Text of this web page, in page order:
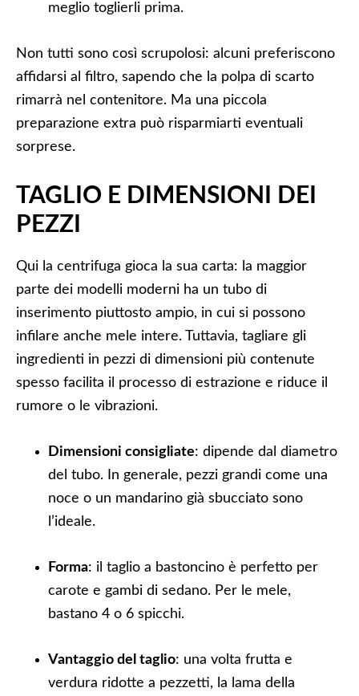
meglio toglierli prima.
Non tutti sono così scrupolosi: alcuni preferiscono
affidarsi al filtro, sapendo che la polpa di scarto
rimarrà nel contenitore. Ma una piccola
preparazione extra può risparmiarti eventuali
sorprese.
TAGLIO E DIMENSIONI DEI
PEZZI
Qui la centrifuga gioca la sua carta: la maggior
parte dei modelli moderni ha un tubo di
inserimento piuttosto ampio, in cui si possono
infilare anche mele intere. Tuttavia, tagliare gli
ingredienti in pezzi di dimensioni più contenute
spesso facilita il processo di estrazione e riduce il
rumore o le vibrazioni.
Dimensioni consigliate: dipende dal diametro
del tubo. In generale, pezzi grandi come una
noce o un mandarino già sbucciato sono
l’ideale.
Forma: il taglio a bastoncino è perfetto per
carote e gambi di sedano. Per le mele,
bastano 4 o 6 spicchi.
Vantaggio del taglio: una volta frutta e
verdura ridotte a pezzetti, la lama della